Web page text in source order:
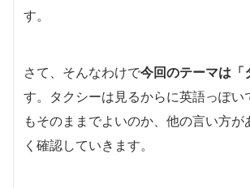
す。
さて、そんなわけで今回のテーマは「
す。タクシーは見るからに英語っぽい
もそのままでよいのか、他の言い方が
く確認していきます。